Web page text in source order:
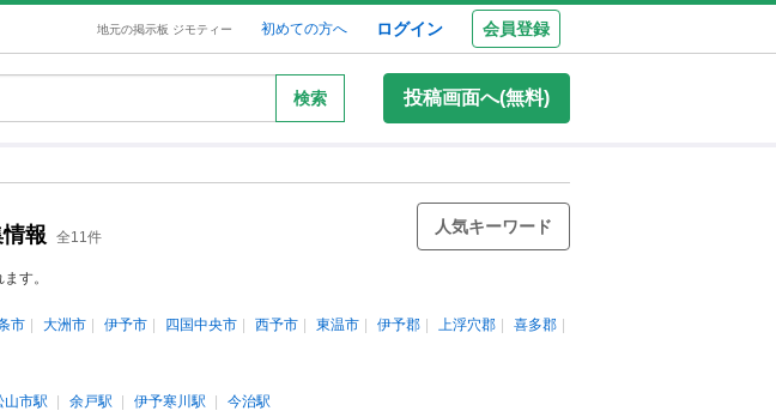
地元の掲示板 ジモティー 初めての方へ ログイン 会員登録
検索 投稿画面へ(無料)
報 全11件
人気キーワード
す。
市 大洲市 伊予市 四国中央市 西予市 東温市 伊予郡 上浮穴郡
喜多郡
山市駅 余戸駅 伊予寒川駅
今治駅